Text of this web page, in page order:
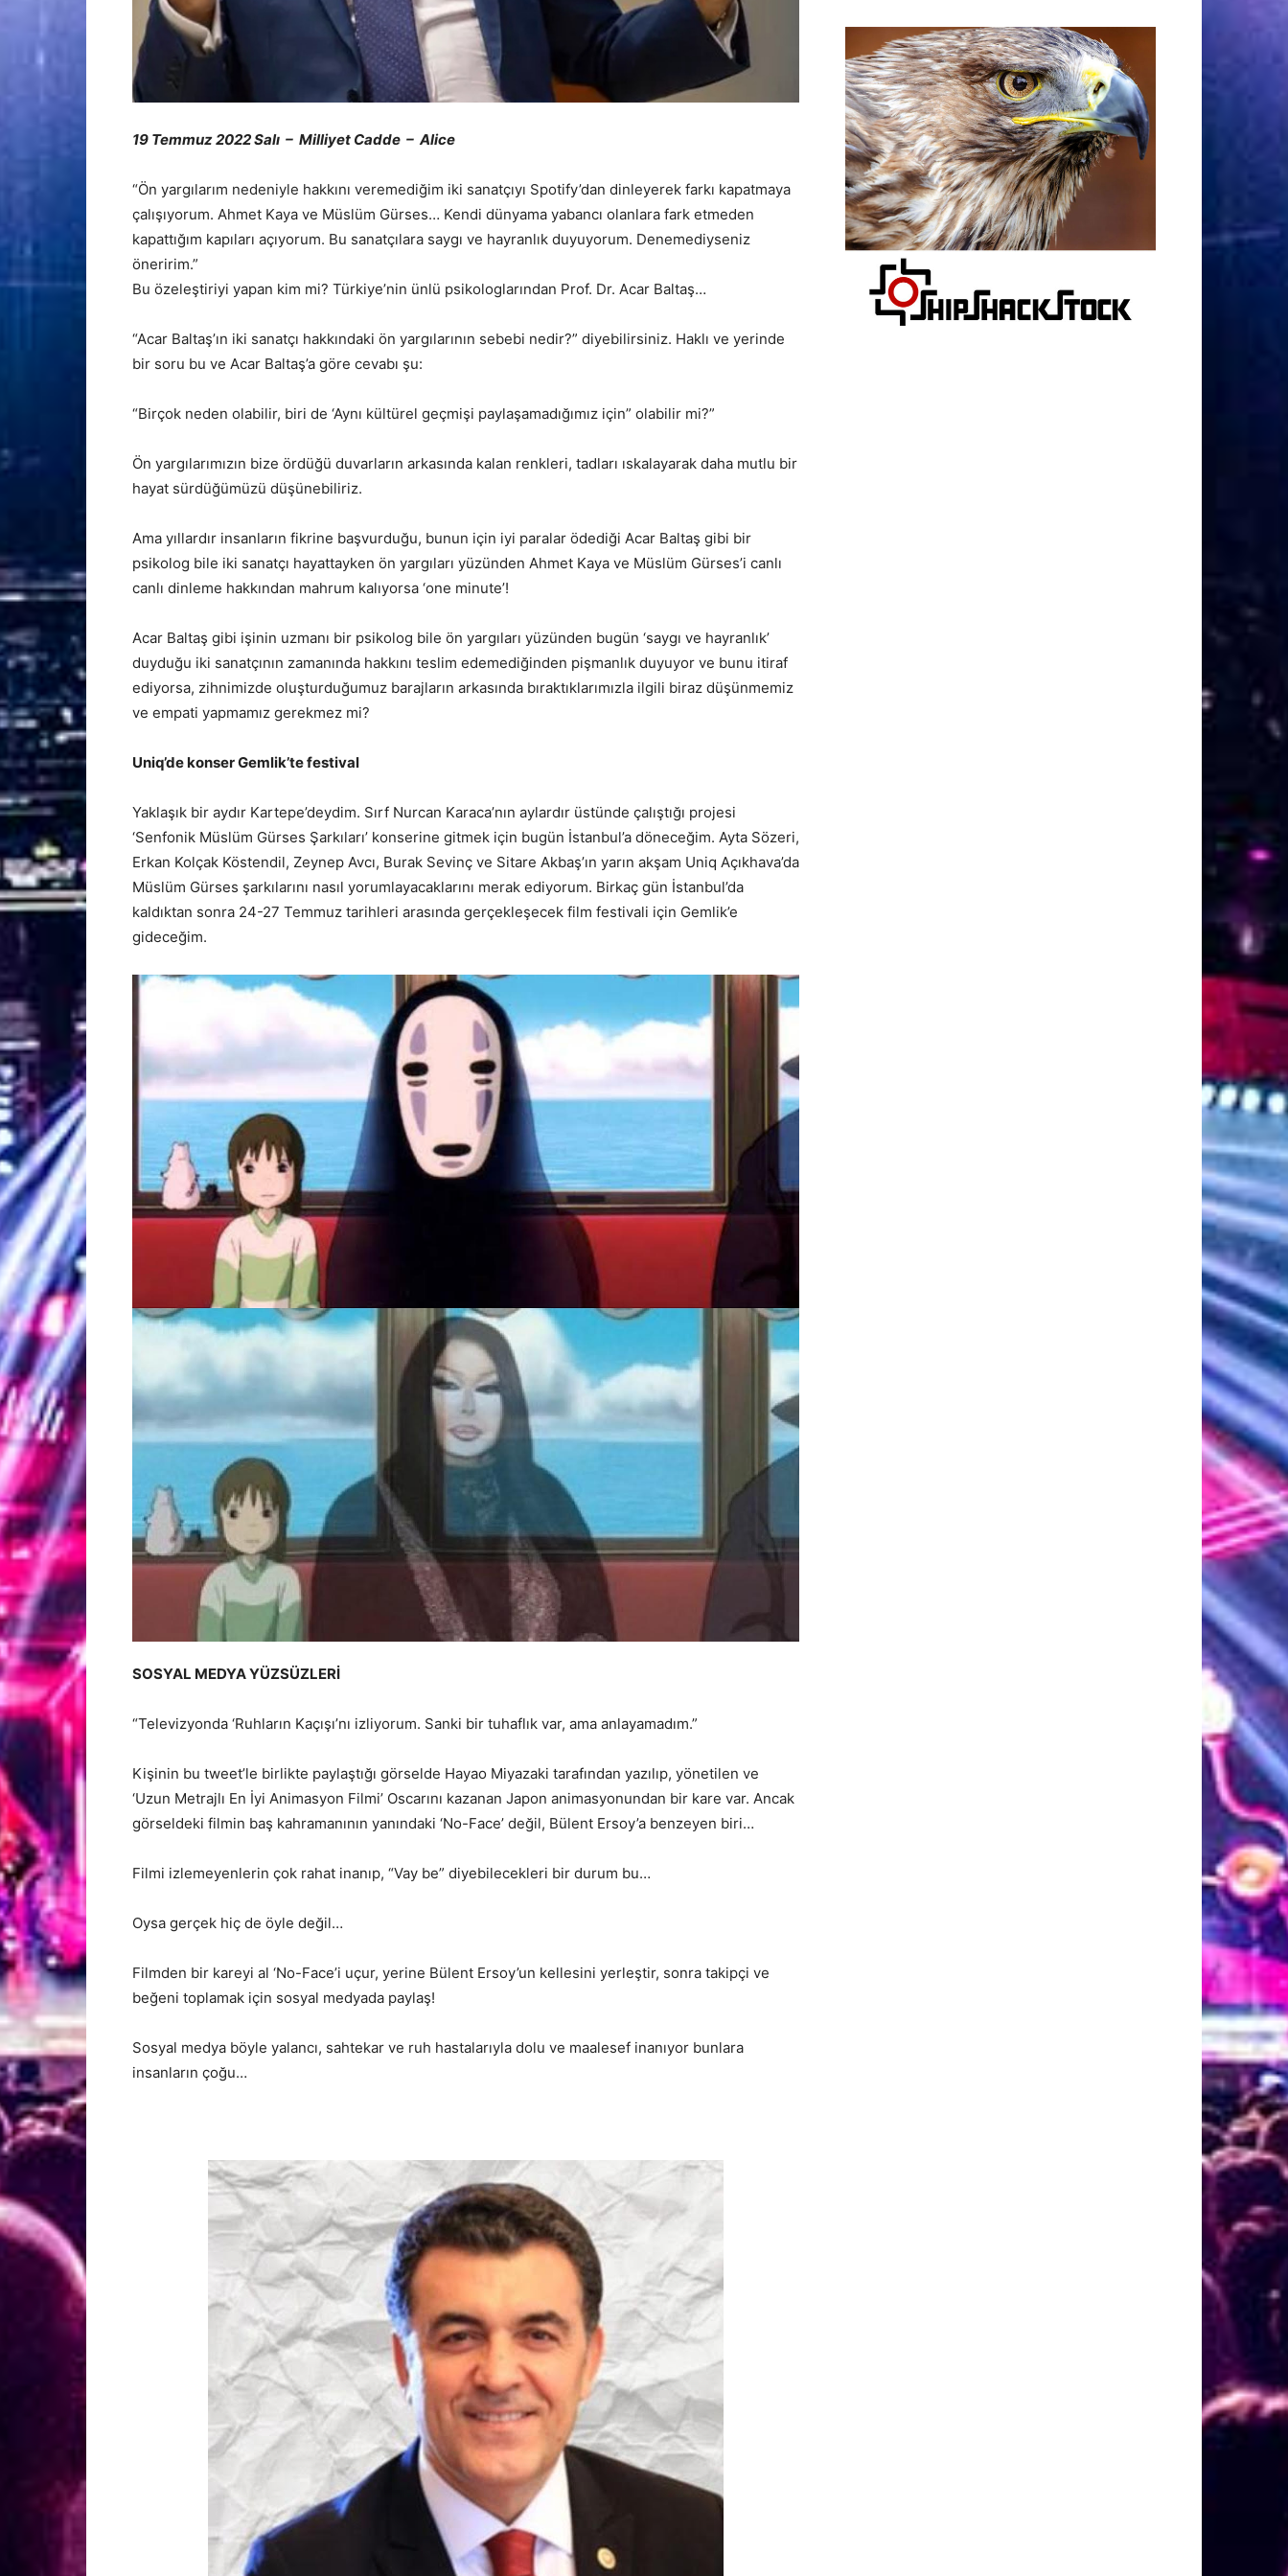
19 Temmuz 2022 Salı – Milliyet Cadde – Alice
“Ön yargılarım nedeniyle hakkını veremediğim iki sanatçıyı Spotify’dan dinleyerek farkı kapatmaya
çalışıyorum. Ahmet Kaya ve Müslüm Gürses… Kendi dünyama yabancı olanlara fark etmeden
kapattığım kapıları açıyorum. Bu sanatçılara saygı ve hayranlık duyuyorum. Denemediyseniz
öneririm.”
Bu özeleştiriyi yapan kim mi? Türkiye’nin ünlü psikologlarından Prof. Dr. Acar Baltaş…
“Acar Baltaş’ın iki sanatçı hakkındaki ön yargılarının sebebi nedir?” diyebilirsiniz. Haklı ve yerinde
bir soru bu ve Acar Baltaş’a göre cevabı şu:
“Birçok neden olabilir, biri de ‘Aynı kültürel geçmişi paylaşamadığımız için” olabilir mi?”
Ön yargılarımızın bize ördüğü duvarların arkasında kalan renkleri, tadları ıskalayarak daha mutlu bir
hayat sürdüğümüzü düşünebiliriz.
Ama yıllardır insanların fikrine başvurduğu, bunun için iyi paralar ödediği Acar Baltaş gibi bir
psikolog bile iki sanatçı hayattayken ön yargıları yüzünden Ahmet Kaya ve Müslüm Gürses’i canlı
canlı dinleme hakkından mahrum kalıyorsa ‘one minute’!
Acar Baltaş gibi işinin uzmanı bir psikolog bile ön yargıları yüzünden bugün ‘saygı ve hayranlık’
duyduğu iki sanatçının zamanında hakkını teslim edemediğinden pişmanlık duyuyor ve bunu itiraf
ediyorsa, zihnimizde oluşturduğumuz barajların arkasında bıraktıklarımızla ilgili biraz düşünmemiz
ve empati yapmamız gerekmez mi?
Uniq’de konser Gemlik’te festival
Yaklaşık bir aydır Kartepe’deydim. Sırf Nurcan Karaca’nın aylardır üstünde çalıştığı projesi
‘Senfonik Müslüm Gürses Şarkıları’ konserine gitmek için bugün İstanbul’a döneceğim. Ayta Sözeri,
Erkan Kolçak Köstendil, Zeynep Avcı, Burak Sevinç ve Sitare Akbaş’ın yarın akşam Uniq Açıkhava’da
Müslüm Gürses şarkılarını nasıl yorumlayacaklarını merak ediyorum. Birkaç gün İstanbul’da
kaldıktan sonra 24-27 Temmuz tarihleri arasında gerçekleşecek film festivali için Gemlik’e
gideceğim.
SOSYAL MEDYA YÜZSÜZLERİ
“Televizyonda ‘Ruhların Kaçışı’nı izliyorum. Sanki bir tuhaflık var, ama anlayamadım.”
Kişinin bu tweet’le birlikte paylaştığı görselde Hayao Miyazaki tarafından yazılıp, yönetilen ve
‘Uzun Metrajlı En İyi Animasyon Filmi’ Oscarını kazanan Japon animasyonundan bir kare var. Ancak
görseldeki filmin baş kahramanının yanındaki ‘No-Face’ değil, Bülent Ersoy’a benzeyen biri…
Filmi izlemeyenlerin çok rahat inanıp, “Vay be” diyebilecekleri bir durum bu…
Oysa gerçek hiç de öyle değil…
Filmden bir kareyi al ‘No-Face’i uçur, yerine Bülent Ersoy’un kellesini yerleştir, sonra takipçi ve
beğeni toplamak için sosyal medyada paylaş!
Sosyal medya böyle yalancı, sahtekar ve ruh hastalarıyla dolu ve maalesef inanıyor bunlara
insanların çoğu…